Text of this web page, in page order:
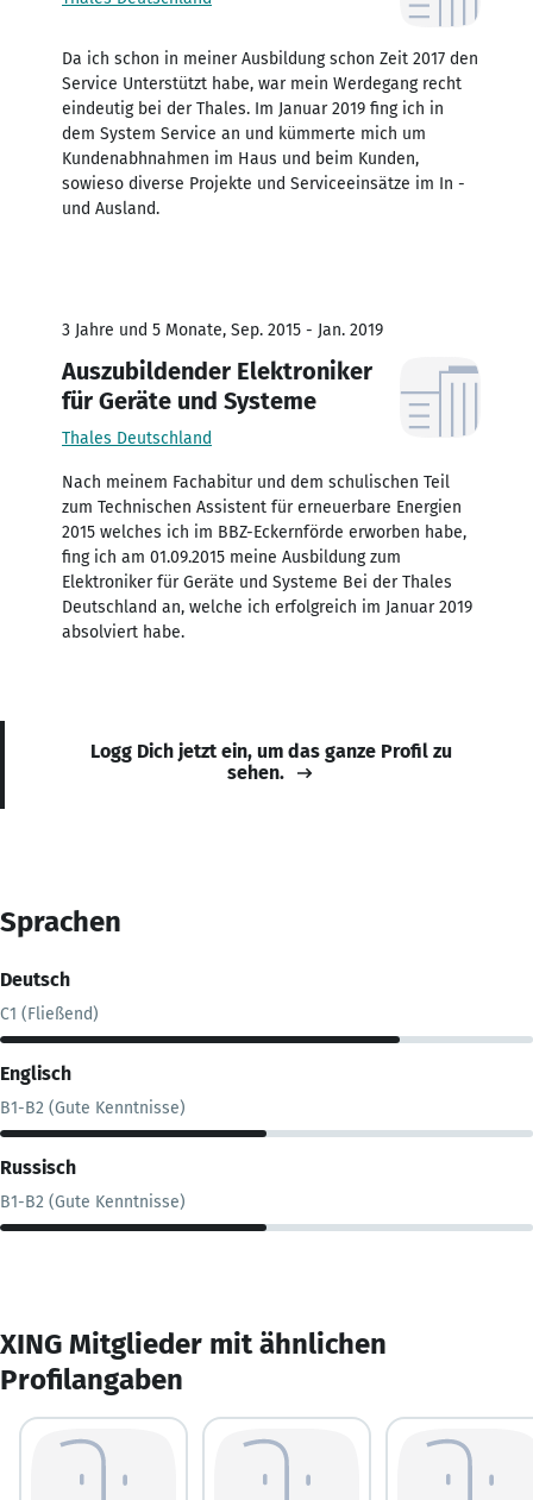
Da ich schon in meiner Ausbildung schon Zeit 2017 den
Service Unterstützt habe, war mein Werdegang recht
eindeutig bei der Thales. Im Januar 2019 fing ich in
dem System Service an und kümmerte mich um
Kundenabhnahmen im Haus und beim Kunden,
sowieso diverse Projekte und Serviceeinsätze im In -
und Ausland.
3 Jahre und 5 Monate, Sep. 2015 - Jan. 2019
Auszubildender Elektroniker
für Geräte und Systeme
Thales Deutschland
Nach meinem Fachabitur und dem schulischen Teil
zum Technischen Assistent für erneuerbare Energien
2015 welches ich im BBZ-Eckernförde erworben habe,
fing ich am 01.09.2015 meine Ausbildung zum
Elektroniker für Geräte und Systeme Bei der Thales
Deutschland an, welche ich erfolgreich im Januar 2019
absolviert habe.
Logg Dich jetzt ein, um das ganze Profil zu
sehen.
Sprachen
Deutsch
C1 (Fließend)
Englisch
B1-B2 (Gute Kenntnisse)
Russisch
B1-B2 (Gute Kenntnisse)
XING Mitglieder mit ähnlichen
Profilangaben